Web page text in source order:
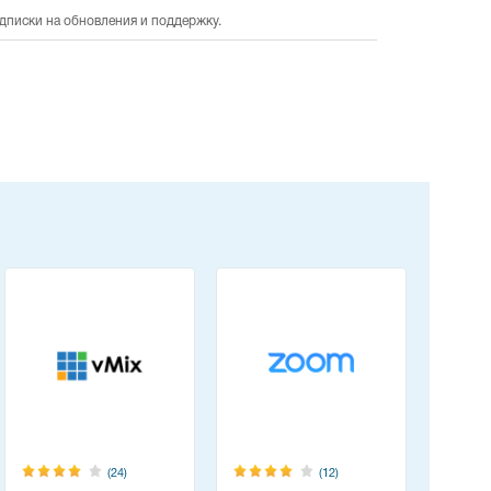
на обновления и поддержку.
(24) (12)